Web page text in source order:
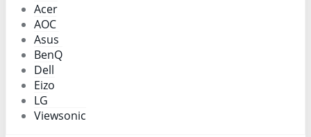
Acer
AOC
Asus
BenQ
Dell
Eizo
LG
Viewsonic